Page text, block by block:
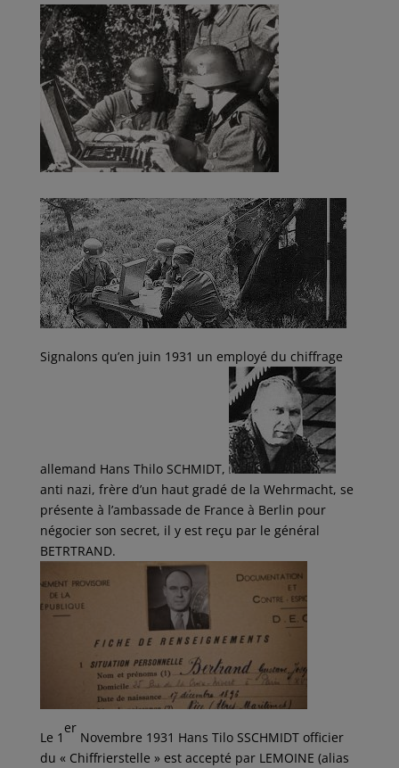
Signalons qu’en juin 1931 un employé du chiffrage
allemand Hans Thilo SCHMIDT,
anti nazi, frère d’un haut gradé de la Wehrmacht, se
présente à l’ambassade de France à Berlin pour
négocier son secret, il y est reçu par le général
BETRTRAND.
Le 1
er
Novembre 1931 Hans Tilo SSCHMIDT officier
du « Chiffrierstelle » est accepté par LEMOINE (alias